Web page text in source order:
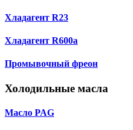
Хладагент R23
Хладагент R600a
Промывочный фреон
Холодильные масла
Масло PAG